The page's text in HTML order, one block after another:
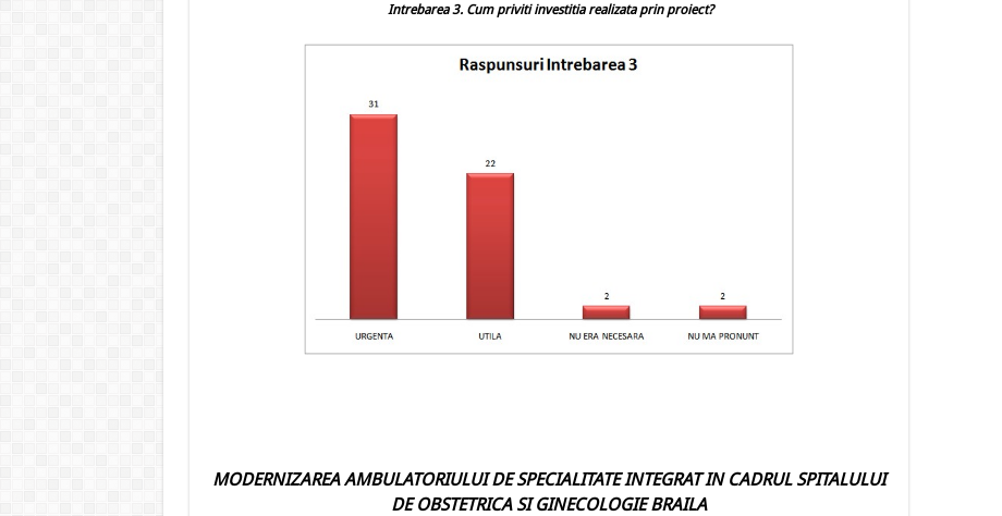
Intrebarea 3. Cum priviti investitia realizata prin proiect?
MODERNIZAREA AMBULATORIULUI DE SPECIALITATE INTEGRAT IN CADRUL SPITALULUI
DE OBSTETRICA SI GINECOLOGIE BRAILA